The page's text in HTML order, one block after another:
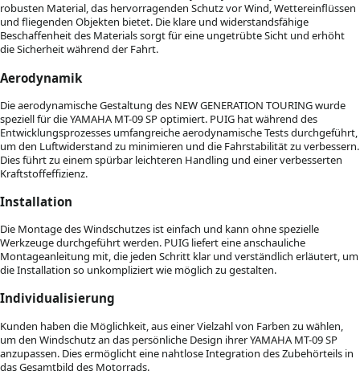
robusten Material, das hervorragenden Schutz vor Wind, Wettereinflüssen
und fliegenden Objekten bietet. Die klare und widerstandsfähige
Beschaffenheit des Materials sorgt für eine ungetrübte Sicht und erhöht
die Sicherheit während der Fahrt.
Aerodynamik
Die aerodynamische Gestaltung des NEW GENERATION TOURING wurde
speziell für die YAMAHA MT-09 SP optimiert. PUIG hat während des
Entwicklungsprozesses umfangreiche aerodynamische Tests durchgeführt,
um den Luftwiderstand zu minimieren und die Fahrstabilität zu verbessern.
Dies führt zu einem spürbar leichteren Handling und einer verbesserten
Kraftstoffeffizienz.
Installation
Die Montage des Windschutzes ist einfach und kann ohne spezielle
Werkzeuge durchgeführt werden. PUIG liefert eine anschauliche
Montageanleitung mit, die jeden Schritt klar und verständlich erläutert, um
die Installation so unkompliziert wie möglich zu gestalten.
Individualisierung
Kunden haben die Möglichkeit, aus einer Vielzahl von Farben zu wählen,
um den Windschutz an das persönliche Design ihrer YAMAHA MT-09 SP
anzupassen. Dies ermöglicht eine nahtlose Integration des Zubehörteils in
das Gesamtbild des Motorrads.